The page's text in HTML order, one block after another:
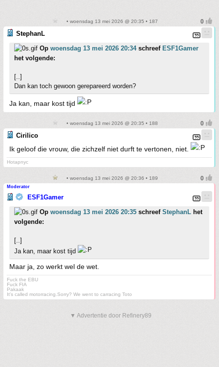
• woensdag 13 mei 2026 @ 20:35 • 187
StephanL
Op woensdag 13 mei 2026 20:34schreef ESF1Gamer
het volgende:
[..]
Dan kan toch gewoon gerepareerd worden?
Ja kan, maar kost tijd
• woensdag 13 mei 2026 @ 20:35 • 188
Cirilico
Ik geloof die vrouw, die zichzelf niet durft te vertonen, niet.
Hotapnyc
• woensdag 13 mei 2026 @ 20:36 • 189
Moderator
ESF1Gamer
Op woensdag 13 mei 2026 20:35 schreef StephanL het
volgende:
[..]
Ja kan, maar kost tijd
Maar ja, zo werkt wel de wet.
Fuck the EBU
Fuck FIA
Pakaak
It's called motorracing.Sorry? We went to carracing Toto
▼ Advertentie door Refinery89